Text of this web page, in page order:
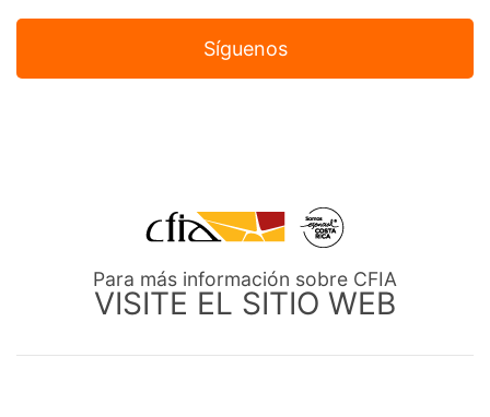
Síguenos
Para más información sobre CFIA
VISITE EL SITIO WEB